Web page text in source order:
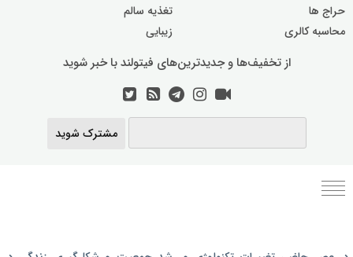
حراج ها
محاسبه کالری
تغذیه سالم
زیبایی
از تخفیف‌ها و جدیدترین‌های فیتولند با خبر شوید
مشترک شوید